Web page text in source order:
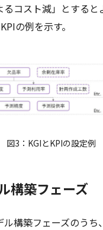
コスト減」とすると
の例を示す。
図3：KGIとKPIの設定例
構築フェーズ
ル構築フェーズのうち